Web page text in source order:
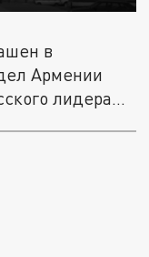
в
Армении
лидера